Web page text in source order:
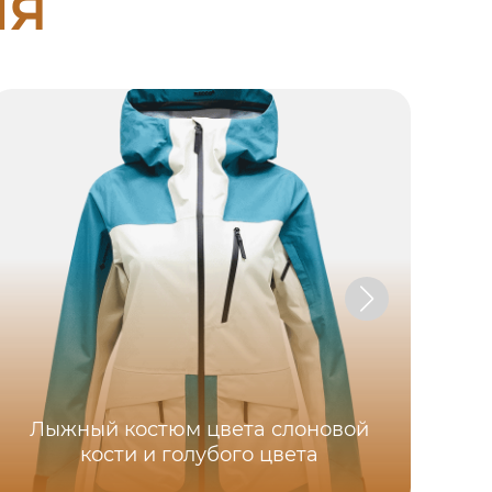
Лыжный костюм цвета слоновой
кости и голубого цвета